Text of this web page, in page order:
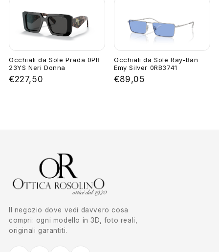
Occhiali da Sole Prada 0PR
23YS Neri Donna
€227,50
Occhiali da Sole Ray-Ban
Emy Silver 0RB3741
€89,05
Il negozio dove vedi davvero cosa
compri: ogni modello in 3D, foto reali,
originali garantiti.